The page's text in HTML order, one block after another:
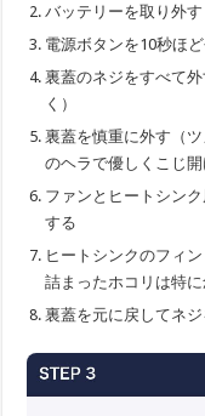
バッテリーを取り外す
電源ボタンを10秒ほ
裏蓋のネジをすべて
く）
裏蓋を慎重に外す（
のヘラで優しくこじ開
ファンとヒートシン
する
ヒートシンクのフィ
詰まったホコリは特
裏蓋を元に戻してネ